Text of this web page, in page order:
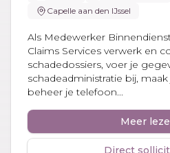
Capelle aan den IJssel
Als Medewerker
Claims Services verwerk en
schadedossiers, voer je
schadeadministratie bij,
beheer je telefoon...
Meer
Direct